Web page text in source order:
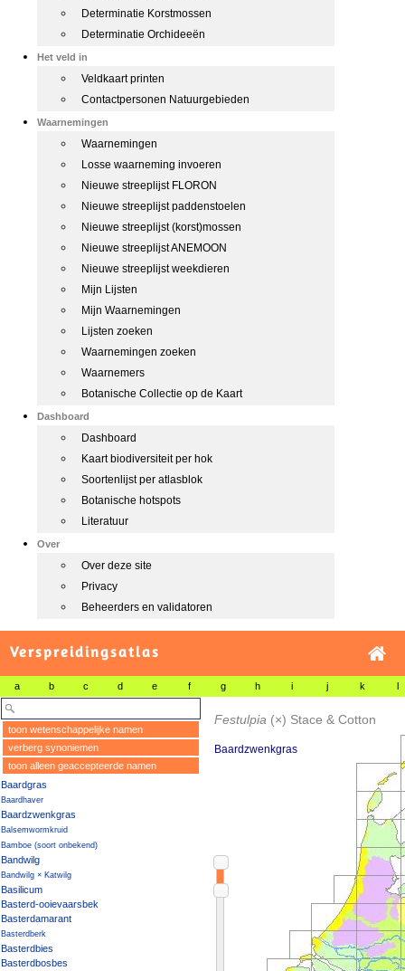
Determinatie Korstmossen
Determinatie Orchideeën
Het veld in
Veldkaart printen
Contactpersonen Natuurgebieden
Waarnemingen
Waarnemingen
Losse waarneming invoeren
Nieuwe streeplijst FLORON
Nieuwe streeplijst paddenstoelen
Nieuwe streeplijst (korst)mossen
Nieuwe streeplijst ANEMOON
Nieuwe streeplijst weekdieren
Mijn Lijsten
Mijn Waarnemingen
Lijsten zoeken
Waarnemingen zoeken
Waarnemers
Botanische Collectie op de Kaart
Dashboard
Dashboard
Kaart biodiversiteit per hok
Soortenlijst per atlasblok
Botanische hotspots
Literatuur
Over
Over deze site
Privacy
Beheerders en validatoren
Verspreidingsatlas
a b c d e f g h i j k l
toon wetenschappelijke namen
verberg synoniemen
toon alleen geaccepteerde namen
Baardgras
Baardhaver
Baardzwenkgras
Balsemwormkruid
Bamboe (soort onbekend)
Bandwilg
Bandwilg × Katwilg
Basilicum
Basterd-ooievaarsbek
Basterdamarant
Basterdberk
Basterdbies
Basterdbosbes
Festulpia (×) Stace & Cotton
Baardzwenkgras